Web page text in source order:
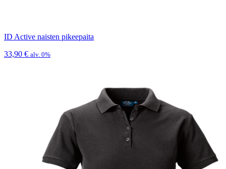
ID Active naisten pikeepaita
33,90 € alv. 0%